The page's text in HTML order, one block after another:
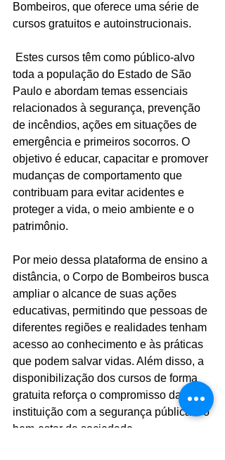
Bombeiros, que oferece uma série de
cursos gratuitos e autoinstrucionais.
toda a população do Estado de São
Paulo e abordam temas essenciais
relacionados à segurança, prevenção
de incêndios, ações em situações de
emergência e primeiros socorros. O
objetivo é educar, capacitar e promover
mudanças de comportamento que
contribuam para evitar acidentes e
proteger a vida, o meio ambiente e o
patrimônio.
Por meio dessa plataforma de ensino a
distância, o Corpo de Bombeiros busca
ampliar o alcance de suas ações
educativas, permitindo que pessoas de
diferentes regiões e realidades tenham
acesso ao conhecimento e às práticas
que podem salvar vidas. Além disso, a
disponibilização dos cursos de forma
gratuita reforça o compromisso da
instituição com a segurança pública e o
bem-estar da sociedade.